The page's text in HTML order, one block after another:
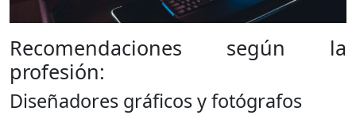
Recomendaciones según la
profesión:
Diseñadores gráficos y fotógrafos